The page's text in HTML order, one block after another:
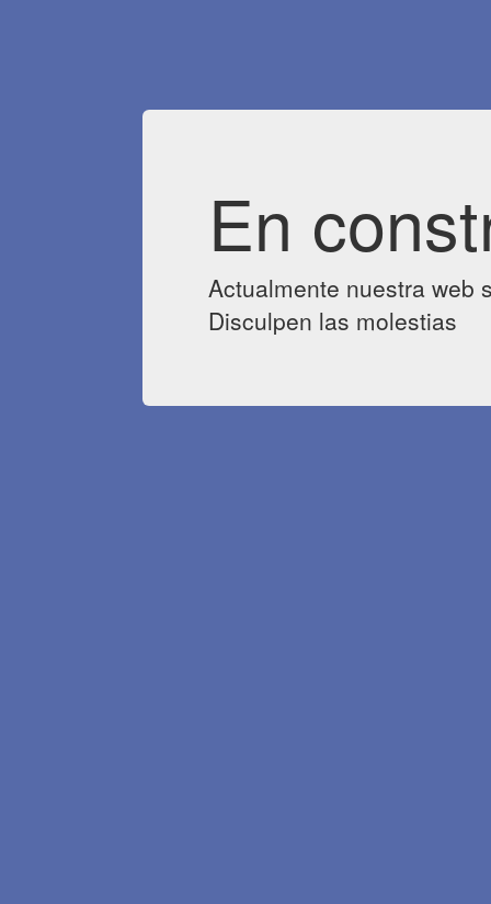
En
Actualmente nuestra web
Disculpen las molestias